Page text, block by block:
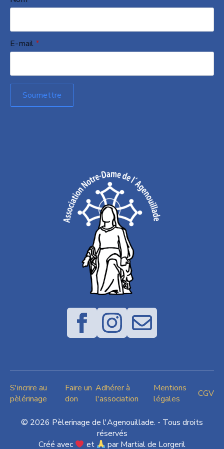
E-mail *
S'incrire au
pèlérinage
Faire un
don
Adhérer à
l'association
Mentions
légales
CGV
© 2026 Pèlerinage de l'Agenouillade. - Tous droits
réservés
Créé avec
et par Martial de Lorgeril